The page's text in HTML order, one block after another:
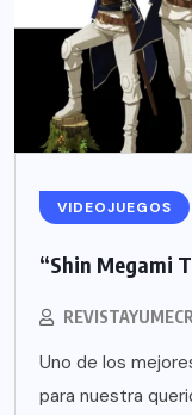
VIDEOJUEGOS
“Shin Megami
REVISTAYUMECR
Uno de los
para nuestra